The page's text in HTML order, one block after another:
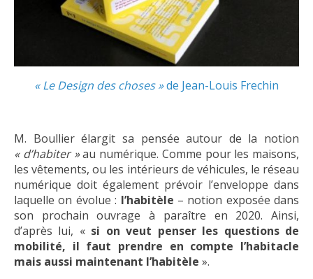
« Le Design des choses »de Jean-Louis Frechin
M. Boullier élargit sa pensée autour de la notion
« d’habiter »au numérique. Comme pour les maisons,
les vêtements, ou les intérieurs de véhicules, le réseau
numérique doit également prévoir l’enveloppe dans
laquelle on évolue : l’habitèle – notion exposée dans
son prochain ouvrage à paraître en 2020. Ainsi,
d’après lui, « si on veut penser les questions de
mobilité, il faut prendre en compte l’habitacle
mais aussi maintenant l’habitèle ».